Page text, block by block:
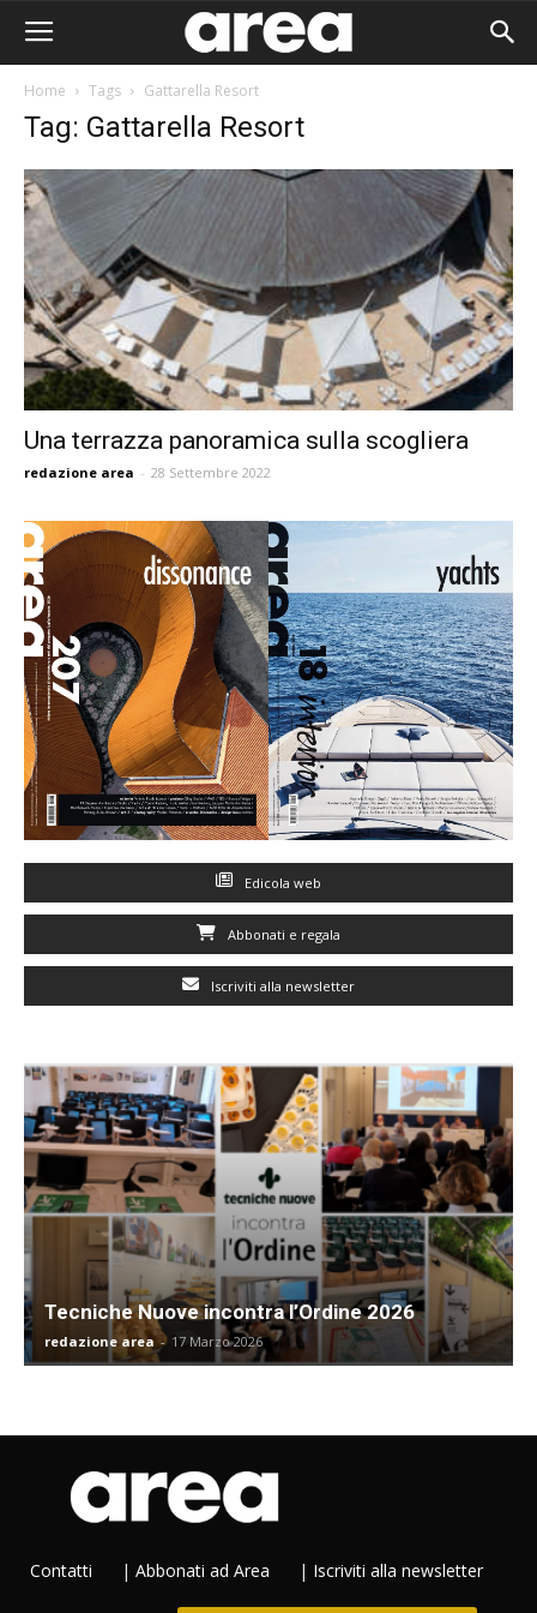
Home Tags Gattarella Resort
Tag: Gattarella Resort
Una terrazza panoramica sulla scogliera
redazione area - 28 Settembre 2022
Edicola web
Abbonati e regala
Iscriviti alla newsletter
Tecniche Nuove incontra l’Ordine 2026
redazione area - 17 Marzo 2026
Contatti | Abbonati ad Area | Iscriviti alla newsletter